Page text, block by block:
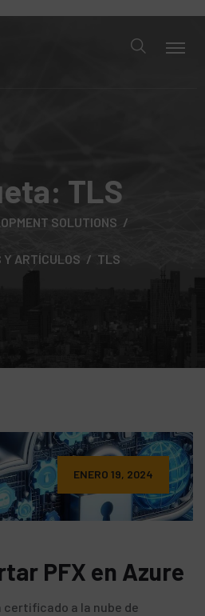
TLS
SOLUTIONS
Y ARTÍCULOS TLS
ENERO 19, 2024
PFX en Azure
a la nube de